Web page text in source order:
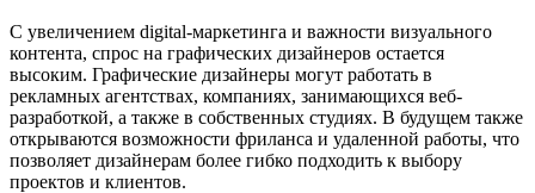
С увеличением digital-маркетинга и важности визуального
контента, спрос на графических дизайнеров остается
высоким. Графические дизайнеры могут работать в
рекламных агентствах, компаниях, занимающихся веб-
разработкой, а также в собственных студиях. В будущем также
открываются возможности фриланса и удаленной работы, что
позволяет дизайнерам более гибко подходить к выбору
проектов и клиентов.